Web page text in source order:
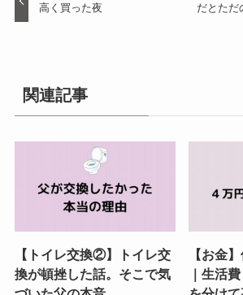
高く買った夜
だとただ
関連記事
【トイレ交換②】トイレ交
換が頓挫した話。そこで気
【お金
｜生活